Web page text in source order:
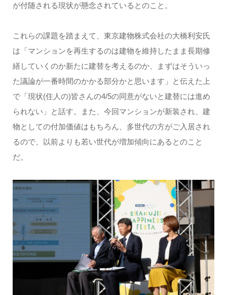
が付随される現状が懸念されているとのこと。
これらの課題を踏まえて、東京建物株式会社の大橋利安氏
は「マンションを再生するのは建物を維持したまま長期修
繕していくのか新たに建替を考えるのか、まずはそういっ
た議論が一番時間のかかる部分かと思います」と伝えた上
で「現状(住人の)皆さんの4/5の同意がないと建替には進め
られない」と話す。また、今回マンションが新装され、建
物としての付加価値はもちろん、多世代の方がご入居され
るので、以前よりも若い世代が増加傾向にあるとのこと
だ。